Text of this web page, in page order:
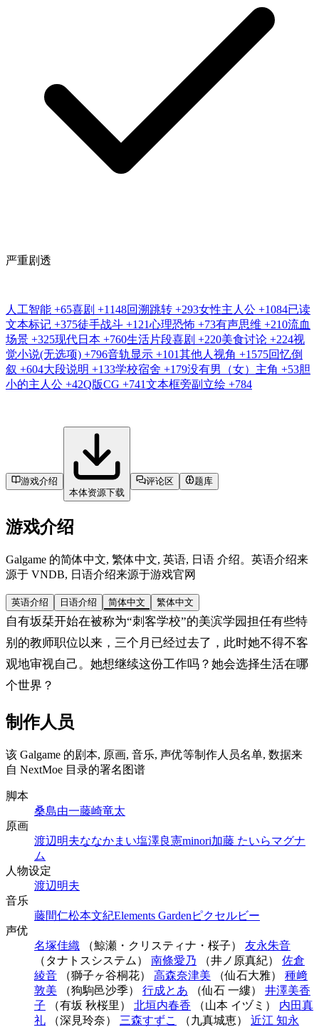
严重剧透
人工智能 +65喜剧 +1148回溯跳转 +293女性主人公 +1084已读
文本标记 +375徒手战斗 +121心理恐怖 +73有声思维 +210流血
场景 +325现代日本 +760生活片段喜剧 +220美食讨论 +224视
觉小说(无选项) +796音轨显示 +101其他人视角 +1575回忆倒
叙 +604大段说明 +133学校宿舍 +179没有男（女）主角 +53胆
小的主人公 +42Q版CG +741文本框旁副立绘 +784
游戏介绍
本体资源下载
评论区 题库
游戏介绍
Galgame 的简体中文, 繁体中文, 英语, 日语 介绍。英语介绍来
源于 VNDB, 日语介绍来源于游戏官网
英语介绍 日语介绍 简体中文 繁体中文
自有坂栞开始在被称为“刺客学校”的美滨学园担任有些特
别的教师职位以来，三个月已经过去了，此时她不得不客
观地审视自己。她想继续这份工作吗？她会选择生活在哪
个世界？
制作人员
该 Galgame 的剧本, 原画, 音乐, 声优等制作人员名单, 数据来
自 NextMoe 目录的署名图谱
脚本
桑島由一藤崎竜太
原画
渡辺明夫ななかまい塩澤良憲minori加藤 たいらマグナ
ム
人物设定
渡辺明夫
音乐
藤間仁松本文紀Elements Garden ピクセルビー
声优
名塚佳織 （鯨瀬・クリスティナ・桜子） 友永朱音
（タナトスシステム） 南條愛乃 （井ノ原真紀） 佐倉
綾音 （獅子ヶ谷桐花） 高森奈津美 （仙石大雅） 種﨑
敦美 （狗駒邑沙季） 行成とあ （仙石 一縷） 井澤美香
子 （有坂 秋桜里） 北垣内春香 （山本 イヅミ） 内田真
礼 （深見玲奈） 三森すずこ （九真城恵） 近江 知永